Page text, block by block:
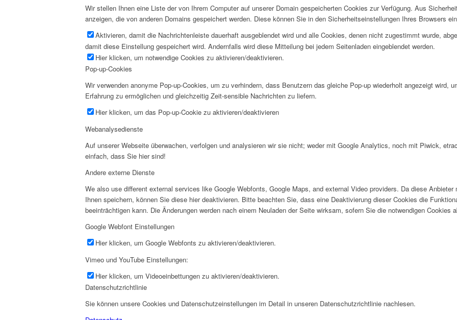
Wir stellen Ihnen eine Liste der von Ihrem Computer auf unserer Domain gespeicherten Cookies zur Verfügung. Aus
anzeigen, die von anderen Domains gespeichert werden. Diese können Sie in den Sicherheitseinstellungen Ihres Browsers
Aktivieren, damit die Nachrichtenleiste dauerhaft ausgeblendet wird und alle Cookies, denen nicht zugestimmt wurde,
damit diese Einstellung gespeichert wird. Andernfalls wird diese Mitteilung bei jedem Seitenladen eingeblendet werden.
Hier klicken, um notwendige Cookies zu aktivieren/deaktivieren.
Pop-up-Cookies
Wir verwenden anonyme Pop-up-Cookies, um zu verhindern, dass Benutzern das gleiche Pop-up wiederholt angezeigt wird,
Erfahrung zu ermöglichen und gleichzeitig Zeit-sensible Nachrichten zu liefern.
Hier klicken, um das Pop-up-Cookie zu aktivieren/deaktivieren
Webanalysedienste
Auf unserer Webseite überwachen, verfolgen und analysieren wir sie nicht; weder mit Google Analytics, noch mit Piwick,
einfach, dass Sie hier sind!
Andere externe Dienste
We also use different external services like Google Webfonts, Google Maps, and external Video providers. Da diese
Ihnen speichern, können Sie diese hier deaktivieren. Bitte beachten Sie, dass eine Deaktivierung dieser Cookies die
beeinträchtigen kann. Die Änderungen werden nach einem Neuladen der Seite wirksam, sofern Sie die notwendigen Cookies
Google Webfont Einstellungen
Hier klicken, um Google Webfonts zu aktivieren/deaktivieren.
Vimeo und YouTube Einstellungen:
Hier klicken, um Videoeinbettungen zu aktivieren/deaktivieren.
Datenschutzrichtlinie
Sie können unsere Cookies und Datenschutzeinstellungen im Detail in unseren Datenschutzrichtlinie nachlesen.